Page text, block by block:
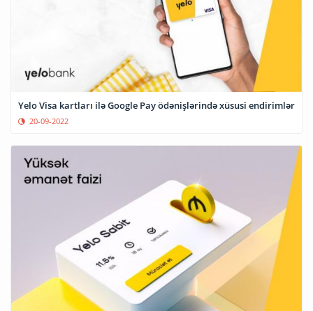
Yelo Visa kartları ilə Google Pay ödənişlərində xüsusi endirimlər
20-09-2022